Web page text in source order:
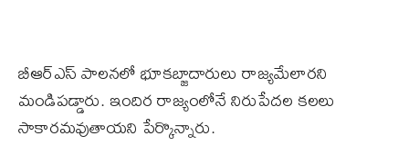
బీఆర్​ఎస్​ పాలనలో భూకబ్జాదారులు రాజ్యమేలారని
మండిపడ్డారు. ఇందిర రాజ్యంలోనే నిరుపేదల కలలు
సాకారమవుతాయని పేర్కొన్నారు.